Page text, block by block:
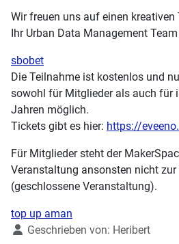
Wir freuen uns auf einen kreativen
Ihr Urban Data Management
sbobet
Die Teilnahme ist kostenlos und
sowohl für Mitglieder als auch für
Jahren möglich.
Tickets gibt es hier: https://
Für Mitglieder steht der
Veranstaltung ansonsten nicht zur
(geschlossene Veranstaltung).
top up aman
DetailsGeschrieben von: Heribert